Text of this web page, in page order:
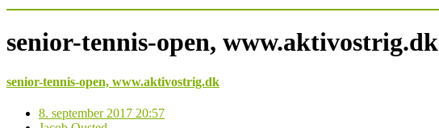
senior-tennis-open, www.aktivostrig.dk
senior-tennis-open, www.aktivostrig.dk
8. september 2017 20:57